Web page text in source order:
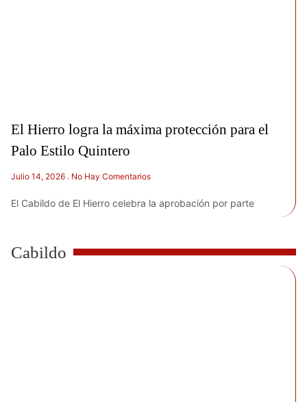
El Hierro logra la máxima protección para el
Palo Estilo Quintero
Julio 14, 2026 No Hay Comentarios
El Cabildo de El Hierro celebra la aprobación por parte
Cabildo